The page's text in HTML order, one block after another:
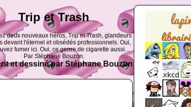
Trip et Trash
deux nouveaux héros, Trip et Trash, glandeurs
devant l'éternel et obsédés professionnels. Oui,
fumer ici. Oui, ce genre de cigarette aussi...
Par Stéphane Bouzon.
et dessiné par Stéphane Bouzon